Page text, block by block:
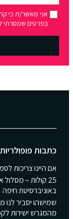
אני מאשר/ת כי
בפרטים שמסרתי
כתבות פופולריות
אם היינו צריכות
25 קולות –
באוניברסיטת חיפה
שמישהו יסביר לנו
מהמגרש ישירות